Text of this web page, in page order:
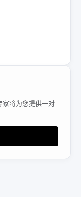
将为您提供一对